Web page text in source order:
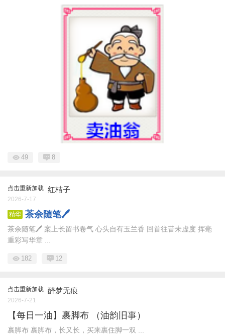
49 8
点击重新加载 红桔子
2026-7-17
精华 茶余随笔🖊
茶余随笔🖊 案上长留书卷气 心头自有玉兰香 回首往昔未虚度 挥毫
重彩写华章 ...
182 12
点击重新加载 醉梦无痕
2026-7-21
【每日一油】裹脚布 （油韵旧事）
裹脚布 裹脚布，长又长，买来裹住脚一双 ...